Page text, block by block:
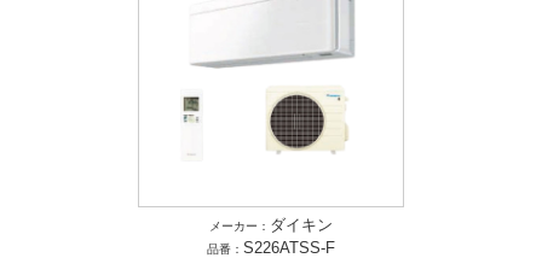
メーカー： ダイキン
品番： S226ATSS-F